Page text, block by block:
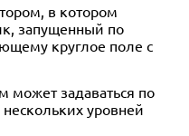
в котором
запущенный по
круглое поле с
может задаваться по
уровней